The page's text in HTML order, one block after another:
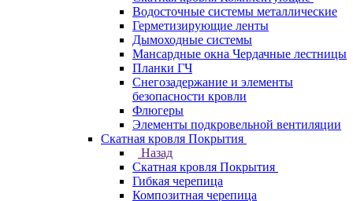
Водосточные системы металлические
Герметизирующие ленты
Дымоходные системы
Мансардные окна Чердачные лестницы
Планки ГЧ
Снегозадержание и элементы
безопасности кровли
Флюгеры
Элементы подкровельной вентиляции
Скатная кровля Покрытия
Назад
Скатная кровля Покрытия
Гибкая черепица
Композитная черепица